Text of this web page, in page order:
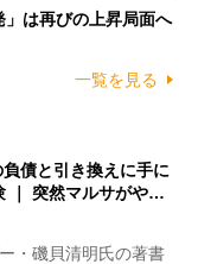
は再びの上昇局面へ
一覧を見る
債と引き換えに手に
｜ 突然マルサがや…
・磯貝清明氏の著書